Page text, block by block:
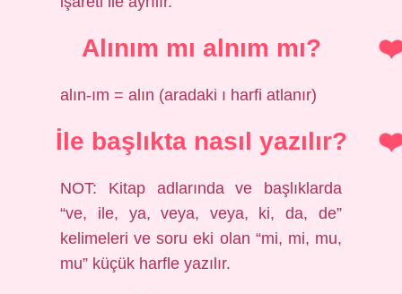
Alınım mı alnım mı?
alın-ım = alın (aradaki ı harfi atlanır)
İle başlıkta nasıl yazılır?
NOT: Kitap adlarında ve başlıklarda
“ve, ile, ya, veya, veya, ki, da, de”
kelimeleri ve soru eki olan “mi, mi, mu,
mu” küçük harfle yazılır.